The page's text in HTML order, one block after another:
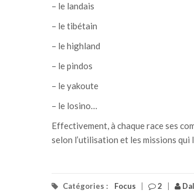
– le landais
– le tibétain
– le highland
– le pindos
– le yakoute
– le losino…
Effectivement, à chaque race ses
selon l’utilisation et les missions qui
Catégories : Focus 2